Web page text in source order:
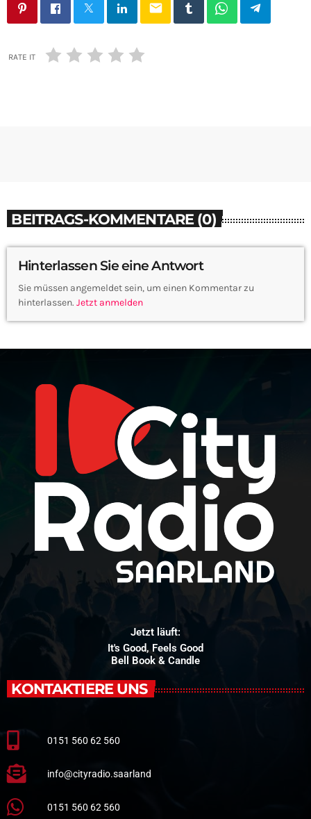
email
RATE IT
BEITRAGS-KOMMENTARE (0)
Hinterlassen Sie eine Antwort
Sie müssen angemeldet sein, um einen Kommentar zu
hinterlassen. Jetzt anmelden
Jetzt läuft:
It's Good, Feels Good
Bell Book & Candle
KONTAKTIERE UNS
0151 560 62 560
info@cityradio.saarland
0151 560 62 560